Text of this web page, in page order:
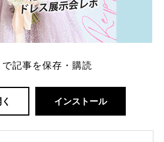
で記事を保存・購読
インストール